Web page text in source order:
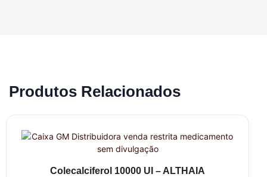
Produtos Relacionados
Colecalciferol 10000 UI – ALTHAIA